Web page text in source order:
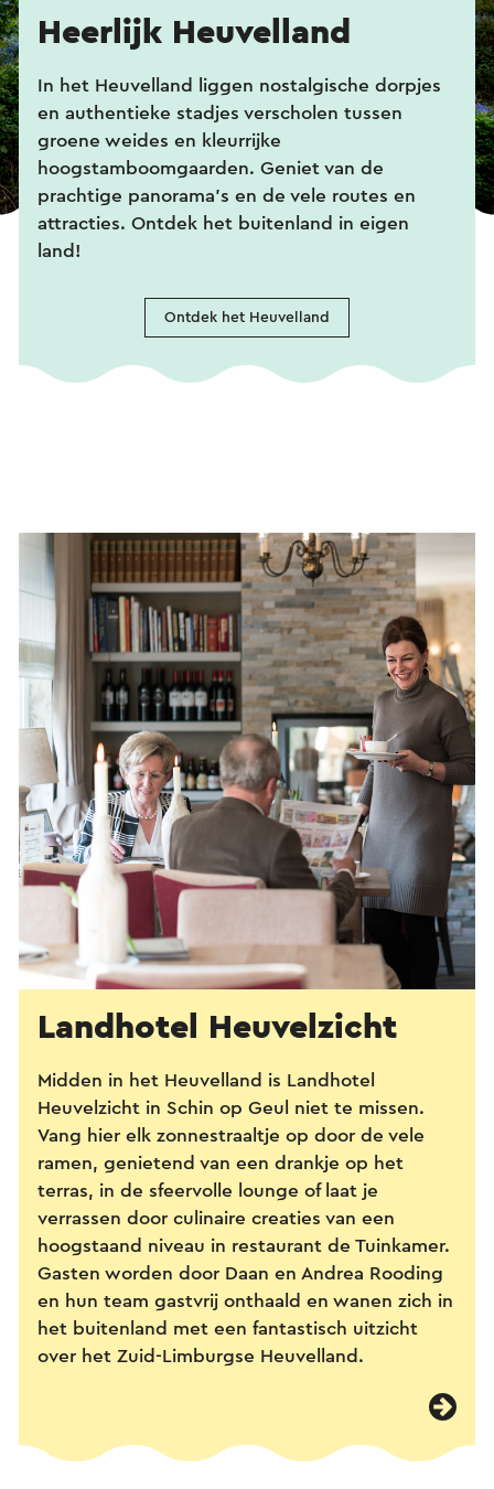
Heerlijk Heuvelland
In het Heuvelland liggen nostalgische dorpjes
en authentieke stadjes verscholen tussen
groene weides en kleurrijke
hoogstamboomgaarden. Geniet van de
prachtige panorama's en de vele routes en
attracties. Ontdek het buitenland in eigen
land!
Ontdek het Heuvelland
Landhotel Heuvelzicht
Midden in het Heuvelland is Landhotel
Heuvelzicht in Schin op Geul niet te missen.
Vang hier elk zonnestraaltje op door de vele
ramen, genietend van een drankje op het
terras, in de sfeervolle lounge of laat je
verrassen door culinaire creaties van een
hoogstaand niveau in restaurant de Tuinkamer.
Gasten worden door Daan en Andrea Rooding
en hun team gastvrij onthaald en wanen zich in
het buitenland met een fantastisch uitzicht
over het Zuid-Limburgse Heuvelland.